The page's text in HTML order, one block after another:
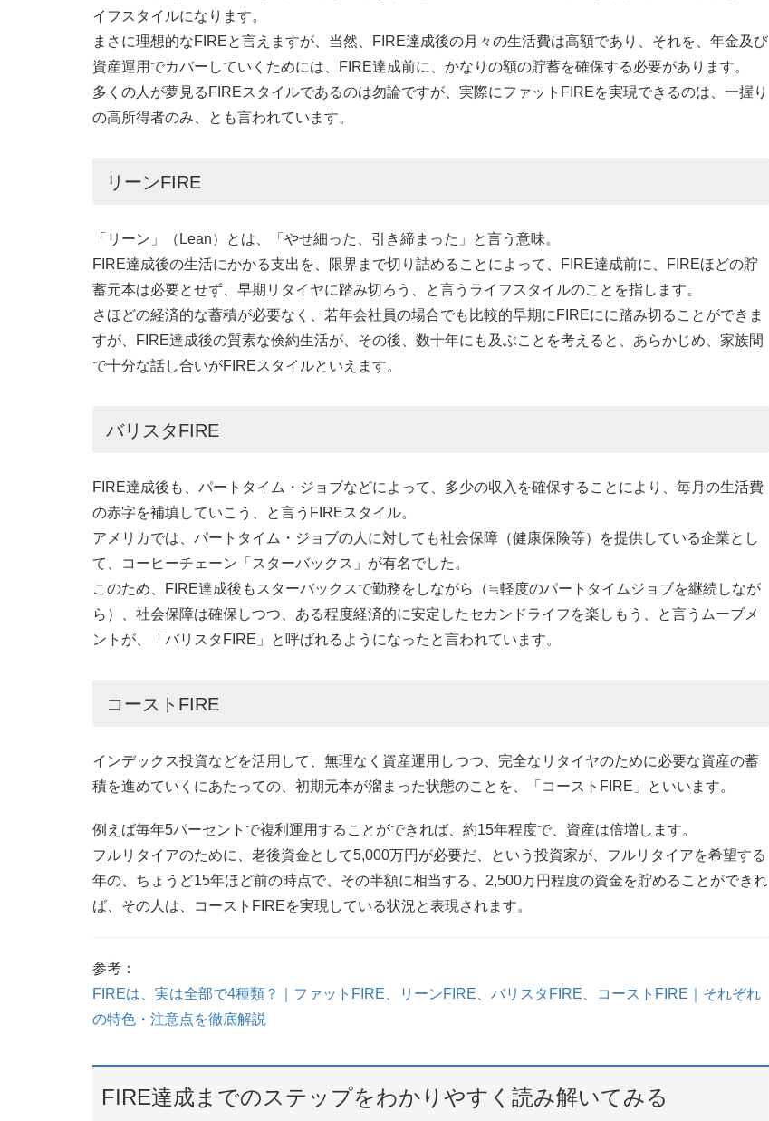
イフスタイルになります。
まさに理想的なFIREと言えますが、当然、FIRE達成後の月々の生活費は高額であり、それを、年金及び
資産運用でカバーしていくためには、FIRE達成前に、かなりの額の貯蓄を確保する必要があります。
多くの人が夢見るFIREスタイルであるのは勿論ですが、実際にファットFIREを実現できるのは、一握り
の高所得者のみ、とも言われています。
リーンFIRE
「リーン」（Lean）とは、「やせ細った、引き締まった」と言う意味。
FIRE達成後の生活にかかる支出を、限界まで切り詰めることによって、FIRE達成前に、FIREほどの貯
蓄元本は必要とせず、早期リタイヤに踏み切ろう、と言うライフスタイルのことを指します。
さほどの経済的な蓄積が必要なく、若年会社員の場合でも比較的早期にFIREにに踏み切ることができま
すが、FIRE達成後の質素な倹約生活が、その後、数十年にも及ぶことを考えると、あらかじめ、家族間
で十分な話し合いがFIREスタイルといえます。
バリスタFIRE
FIRE達成後も、パートタイム・ジョブなどによって、多少の収入を確保することにより、毎月の生活費
の赤字を補填していこう、と言うFIREスタイル。
アメリカでは、パートタイム・ジョブの人に対しても社会保障（健康保険等）を提供している企業とし
て、コーヒーチェーン「スターバックス」が有名でした。
このため、FIRE達成後もスターバックスで勤務をしながら（≒軽度のパートタイムジョブを継続しなが
ら）、社会保障は確保しつつ、ある程度経済的に安定したセカンドライフを楽しもう、と言うムーブメ
ントが、「バリスタFIRE」と呼ばれるようになったと言われています。
コーストFIRE
インデックス投資などを活用して、無理なく資産運用しつつ、完全なリタイヤのために必要な資産の蓄
積を進めていくにあたっての、初期元本が溜まった状態のことを、「コーストFIRE」といいます。
例えば毎年5パーセントで複利運用することができれば、約15年程度で、資産は倍増します。
フルリタイアのために、老後資金として5,000万円が必要だ、という投資家が、フルリタイアを希望する
年の、ちょうど15年ほど前の時点で、その半額に相当する、2,500万円程度の資金を貯めることができれ
ば、その人は、コーストFIREを実現している状況と表現されます。
参考：
FIREは、実は全部で4種類？｜ファットFIRE、リーンFIRE、バリスタFIRE、コーストFIRE｜それぞれ
の特色・注意点を徹底解説
FIRE達成までのステップをわかりやすく読み解いてみる